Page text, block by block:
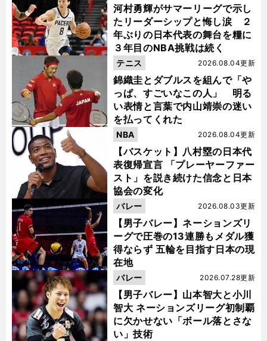
河村勇輝がサマーリーグで示し
たリーダーシップと悔し涙 ２
年ぶりの日本代表の舞台を糧に
３年目のNBA挑戦は続く
錦織圭とダブルスを組んで「や
っぱ、すごいなこの人」 明る
い表情と言葉で内山靖崇の迷い
を払ってくれた
2026.08.04更新
テニス
【バスケット】八村塁の日本代
表復帰宣言 「プレーヤーファー
スト」を説き続けた信念と日本
協会の変化
2026.08.04更新
NBA
【男子バレー】ネーションズリ
ーグで圧巻の13連勝もメダル獲
得ならず 五輪を目指す日本の現
在地
2026.08.03更新
バレー
【男子バレー】山本智大と小川
智大 ネーションズリーグ初制覇
に欠かせない「ボール落とさな
い」技術
2026.07.28更新
バレー